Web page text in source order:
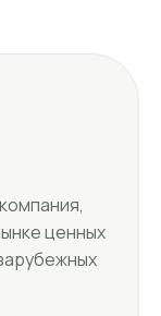
ценных